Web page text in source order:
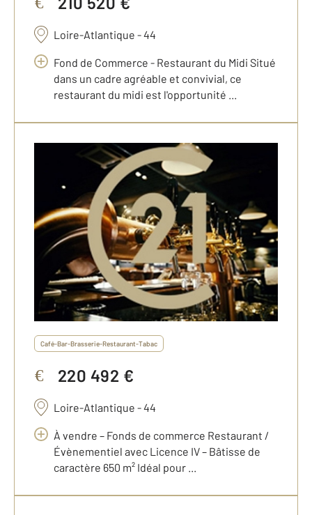
Loire-Atlantique - 44
Fond de Commerce - Restaurant du Midi Situé
dans un cadre agréable et convivial, ce
restaurant du midi est l'opportunité ...
Café-Bar-Brasserie-Restaurant-Tabac
€ 220 492 €
Loire-Atlantique - 44
À vendre – Fonds de commerce Restaurant /
Évènementiel avec Licence IV – Bâtisse de
caractère 650 m² Idéal pour ...